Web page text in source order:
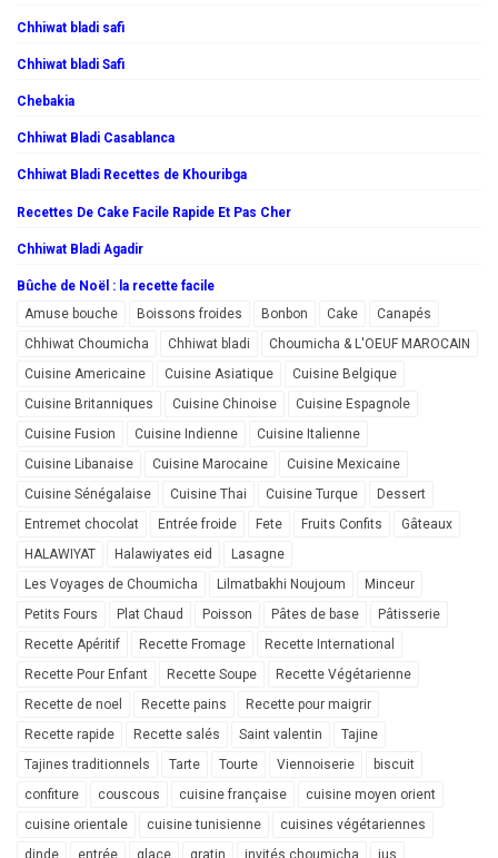
Chhiwat bladi safi
Chhiwat bladi Safi
Chebakia
Chhiwat Bladi Casablanca
Chhiwat Bladi Recettes de Khouribga
Recettes De Cake Facile Rapide Et Pas Cher
Chhiwat Bladi Agadir
Bûche de Noël : la recette facile
Amuse bouche
Boissons froides Bonbon Cake
Canapés
Chhiwat Choumicha
Chhiwat bladi
Choumicha & L'OEUF MAROCAIN
Cuisine Americaine
Cuisine Asiatique
Cuisine Belgique
Cuisine Britanniques
Cuisine Chinoise
Cuisine Espagnole
Cuisine Fusion
Cuisine Indienne
Cuisine Italienne
Cuisine Libanaise
Cuisine Marocaine
Cuisine Mexicaine
Cuisine Sénégalaise
Cuisine Thai Cuisine Turque
Dessert
Entremet chocolat
Entrée froide Fete Fruits Confits
Gâteaux
HALAWIYAT
Halawiyates eid
Lasagne
Les Voyages de Choumicha
Lilmatbakhi Noujoum
Minceur
Petits Fours
Plat Chaud Poisson Pâtes de base
Pâtisserie
Recette Apéritif
Recette Fromage
Recette International
Recette Pour Enfant
Recette Soupe
Recette Végétarienne
Recette de noel
Recette pains
Recette pour maigrir
Recette rapide
Recette salés Saint valentin
Tajine
Tajines traditionnels
Tarte Tourte Viennoiserie
biscuit
confiture
couscous cuisine française
cuisine moyen orient
cuisine orientale
cuisine tunisienne
cuisines végétariennes
dinde
entrée glace gratin invités choumicha jus